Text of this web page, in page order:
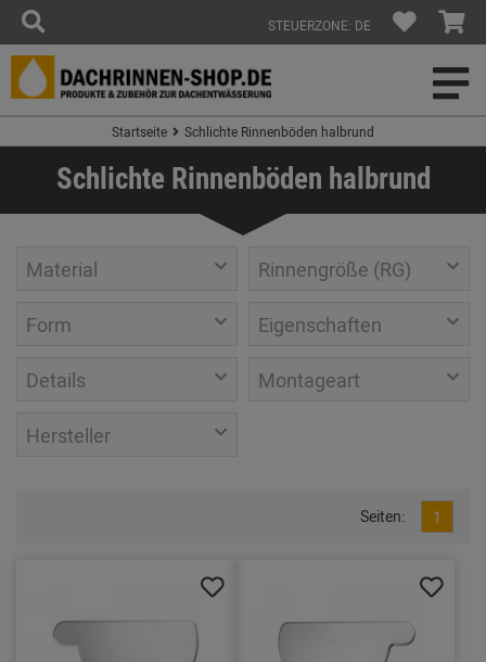
STEUERZONE: DE
Startseite Schlichte Rinnenböden halbrund
Schlichte Rinnenböden halbrund
Material Rinnengröße (RG)
Form Eigenschaften
Details Montageart
Hersteller
Seiten: 1